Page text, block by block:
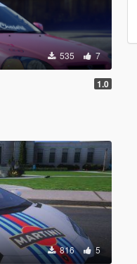
535 7
1.0
816 5